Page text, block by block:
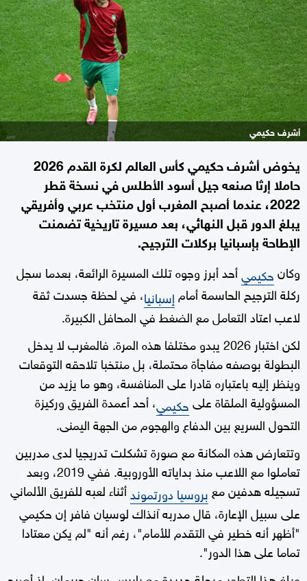
أشرف حكيمي
يخوض أشرف حكيمي كأس العالم لكرة القدم 2026
حاملا إرثا صنعه جيل‭‭‭‭‭ ‬‬‬‬‬أسود الأطلس في نسخة قطر
2022، عندما أصبح المغرب أول منتخب عربي ⁠وأفريقي
يبلغ‭‭‭‭‭ ‬‬‬‬‬الدور قبل النهائي، بعد مسيرة تاريخية تضمنت
الإطاحة بإسبانيا بركلات الترجيح.
وكانحكيميأحد أبرز وجوه تلك المسيرة الرائعة، بعدما سجل
ركلة الترجيح الحاسمة أمامإسبانيا، في لحظة جسدت ثقة
لاعب اعتاد التعامل مع الضغط في المحافل الكبيرة.
لكن اختبار 2026 يبدو مختلفا هذه المرة. فالمغرب لا يدخل
البطولة بوصفه مفاجأة محتملة، بل منتخبا تلاحقه التوقعات
وينظر إليه باعتباره قادرا على المنافسة، وهو ما ‌يزيد من
المسؤولية الملقاة علىحكيمي، أحد أعمدة الفريق وركيزة
التحول السريع بين الدفاع والهجوم من الجهة اليمنى.
وتتعارض هذه المكانة مع صورة ‌تشكلت تدريجيا لدى مدربين
‌تعاملوا مع اللاعب منذ بداياته الأوروبية. ففي 2019، وبعد
تسجيله هدفين معبروسيا دورتموندأثناء لعبه للفريق الألماني
على سبيل الإعارة، قال مدربه آنذاك لوسيان فافر إن حكيمي
"أظهر أنه خطير في التقدم للأمام"، رغم أنه "لم يكن معتادا
تماما على هذا الدور".